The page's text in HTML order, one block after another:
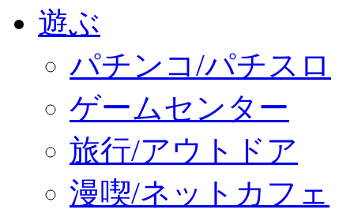
遊ぶ
パチンコ/パチスロ
ゲームセンター
旅行/アウトドア
漫喫/ネットカフェ